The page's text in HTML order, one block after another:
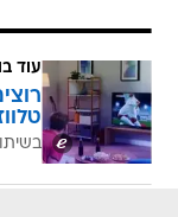
עוד